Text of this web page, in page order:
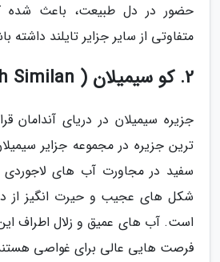
حضور در دل طبیعت، باعث شده
متفاوتی از سایر جزایر تایلند داشته
2. کو سیمیلان ( Koh Similan )
جزیره سیمیلان در دریای آندامان
ترین جزیره در مجموعه جزایر
سفید در مجاورت آب های
شکل های عجیب و حیرت انگیز از
است. آب های عمیق و زلال اطراف
فرصت هایی عالی برای غواصی هستند